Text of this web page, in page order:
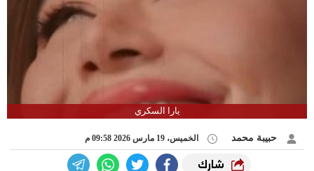
يارا السكري
حبيبة محمد الخميس، 19 مارس 2026 09:58 م
شارك